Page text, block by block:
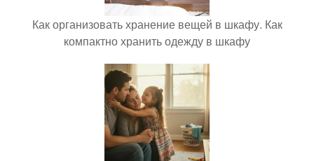
Как организовать хранение вещей в шкафу. Как
компактно хранить одежду в шкафу